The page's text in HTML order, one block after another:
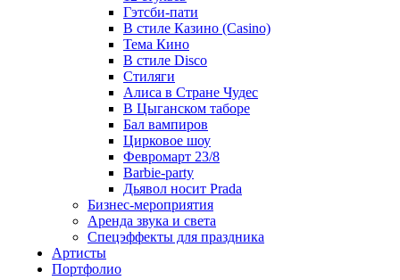
Гэтсби-пати
В стиле Казино (Casino)
Тема Кино
В стиле Disco
Стиляги
Алиса в Стране Чудес
В Цыганском таборе
Бал вампиров
Цирковое шоу
Февромарт 23/8
Barbie-party
Дьявол носит Prada
Бизнес-мероприятия
Аренда звука и света
Спецэффекты для праздника
Артисты
Портфолио